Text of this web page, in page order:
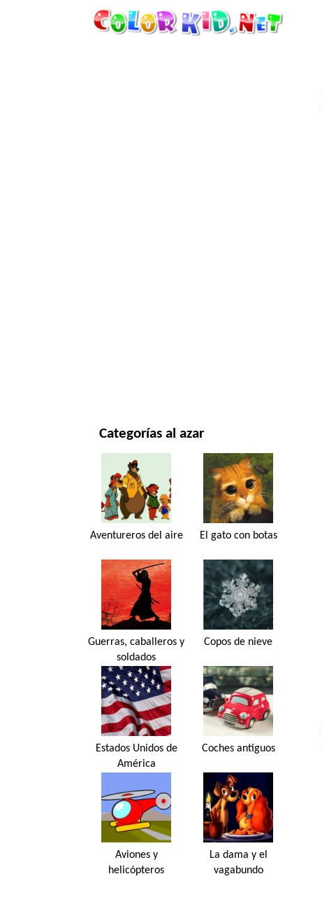
Categorías al azar
Aventureros del aire El gato con botas
Guerras, caballeros y
soldados
Copos de nieve
Estados Unidos de
América
Coches antiguos
Aviones y
helicópteros
La dama y el
vagabundo